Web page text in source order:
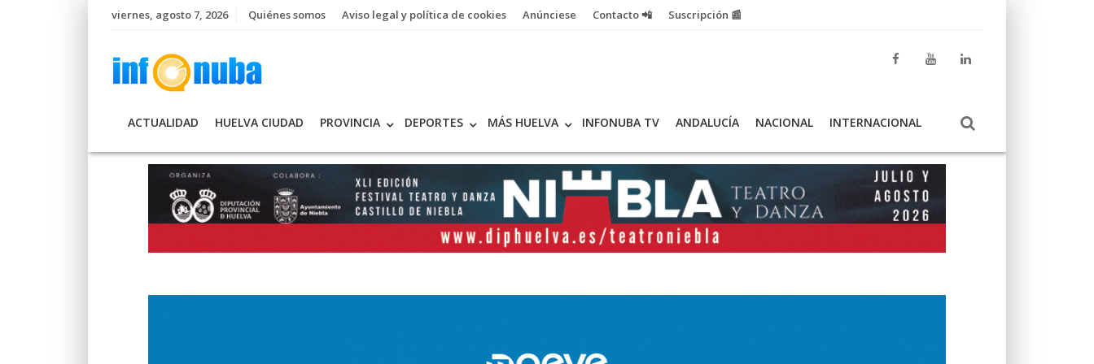
viernes, agosto 7, 2026 Quiénes somos Aviso legal y política de cookies Anúnciese Contacto 📲 Suscripción 📰
ACTUALIDAD HUELVA CIUDAD PROVINCIA DEPORTES MÁS HUELVA INFONUBA TV ANDALUCÍA NACIONAL INTERNACIONAL